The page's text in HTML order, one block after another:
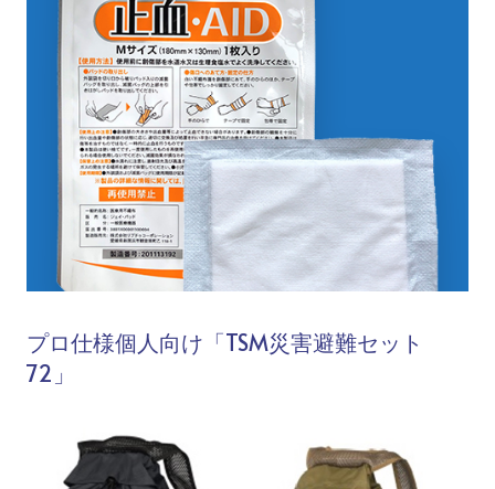
プロ仕様個人向け「TSM災害避難セット
72」